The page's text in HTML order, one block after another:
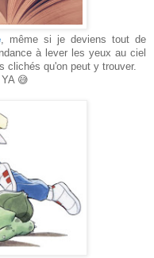
, même si je deviens tout de
à lever les yeux au ciel
clichés qu'on peut y trouver.
😅